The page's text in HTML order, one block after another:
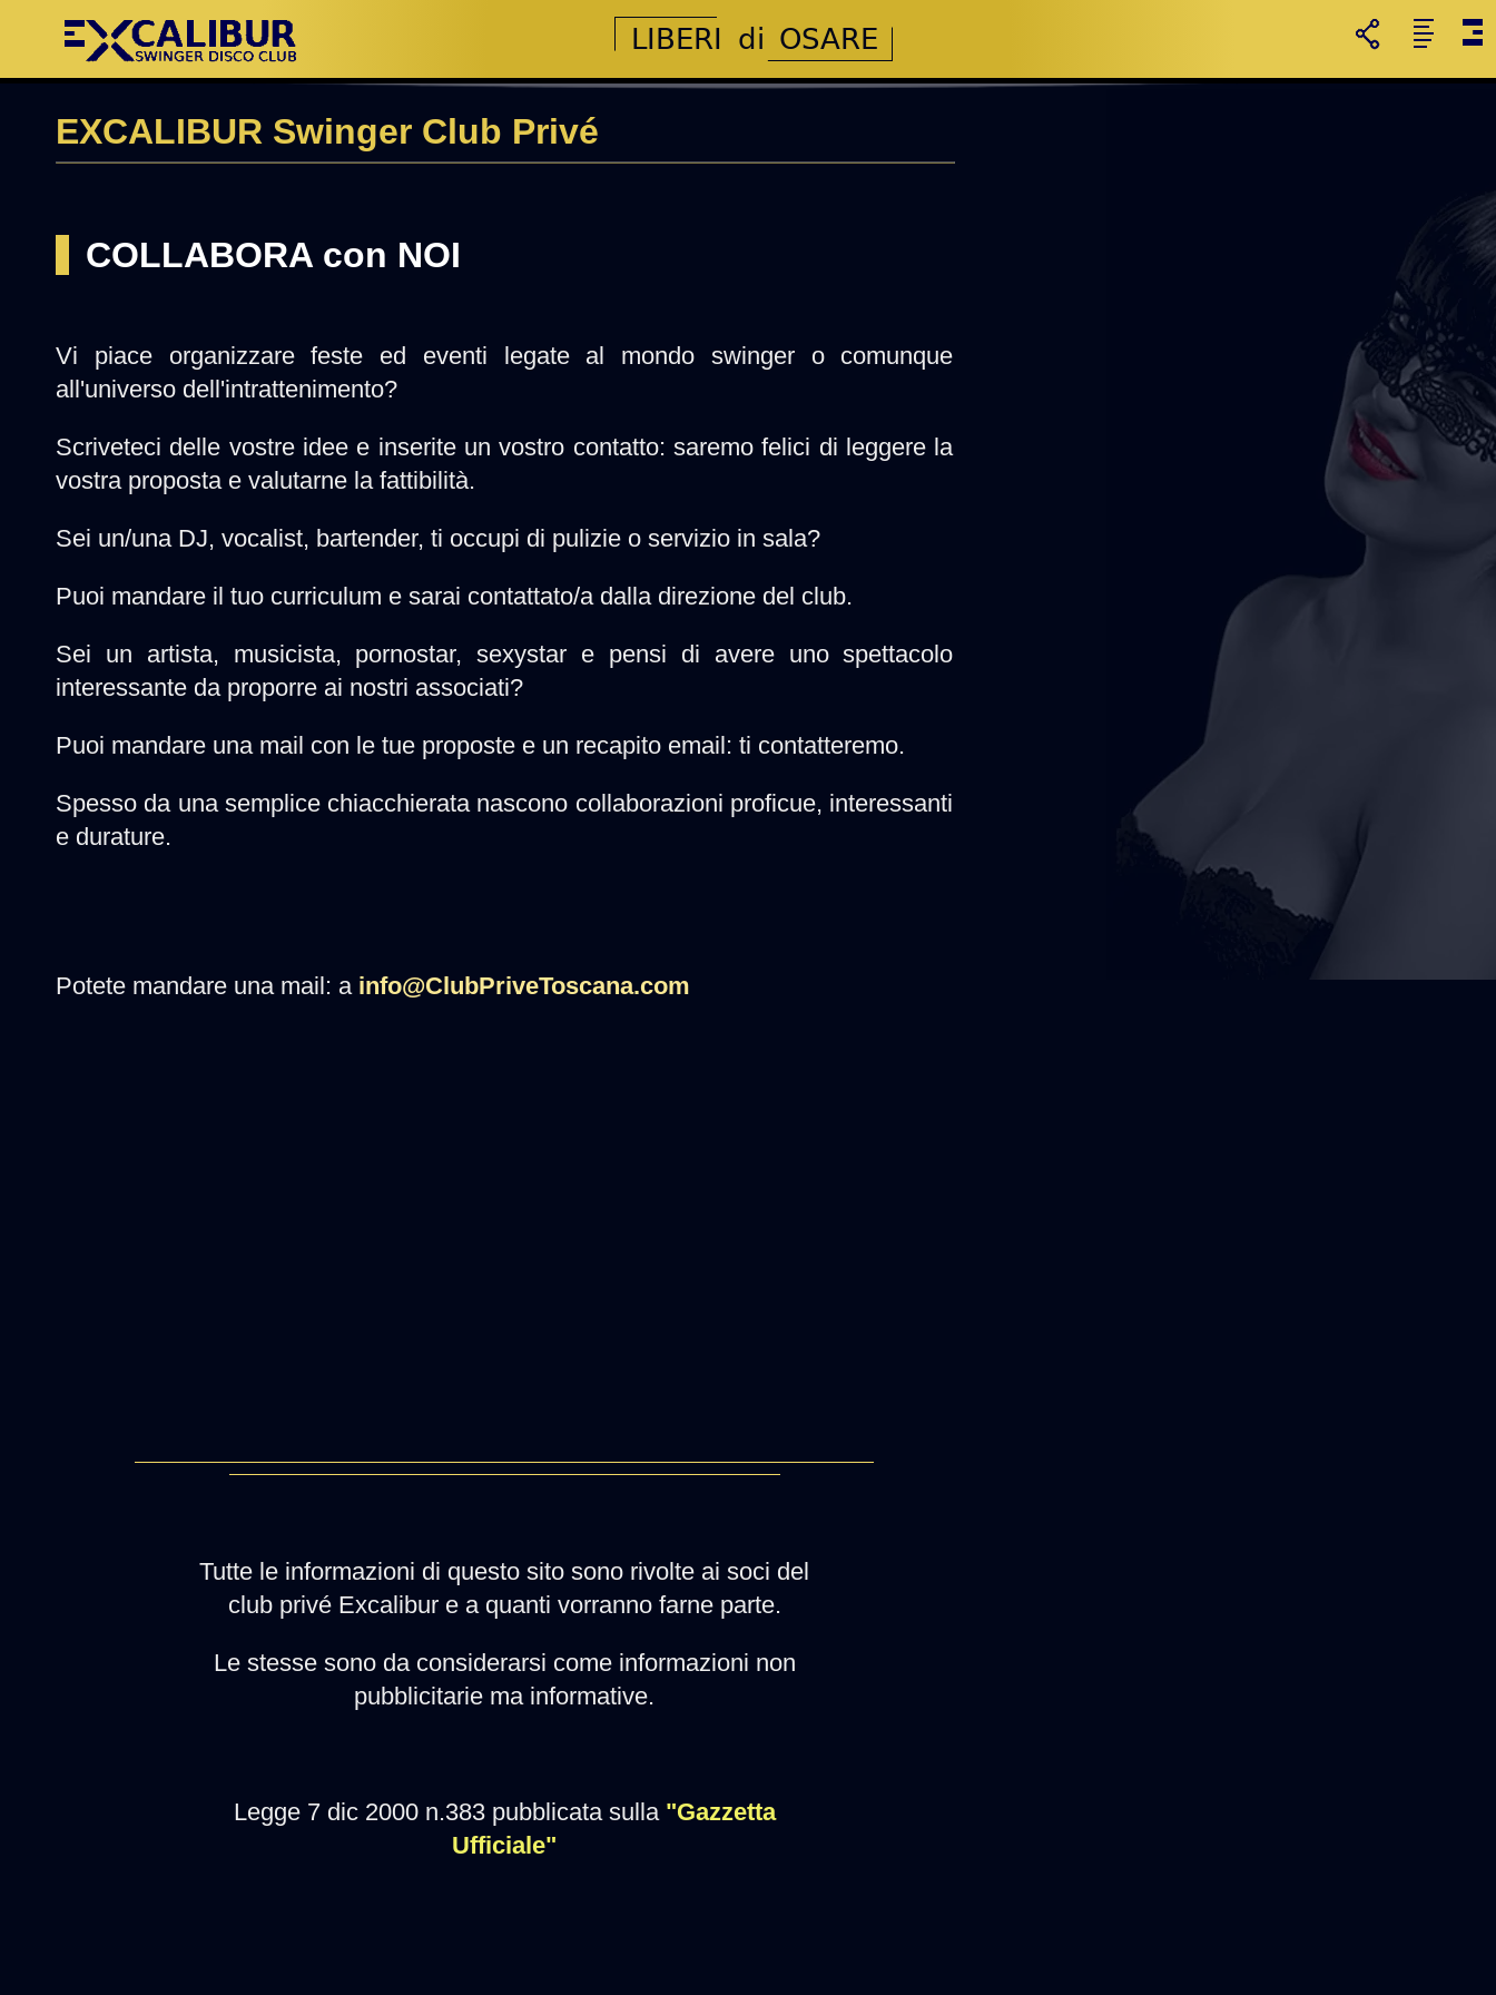
EXCALIBUR Swinger Club Privé
COLLABORA con NOI
Vi piace organizzare feste ed eventi legate al mondo swinger o comunque
all'universo dell'intrattenimento?
Scriveteci delle vostre idee e inserite un vostro contatto: saremo felici di leggere la
vostra proposta e valutarne la fattibilità.
Sei un/una DJ, vocalist, bartender, ti occupi di pulizie o servizio in sala?
Puoi mandare il tuo curriculum e sarai contattato/a dalla direzione del club.
Sei un artista, musicista, pornostar, sexystar e pensi di avere uno spettacolo
interessante da proporre ai nostri associati?
Puoi mandare una mail con le tue proposte e un recapito email: ti contatteremo.
Spesso da una semplice chiacchierata nascono collaborazioni proficue, interessanti
e durature.
Potete mandare una mail: a info@ClubPriveToscana.com
Tutte le informazioni di questo sito sono rivolte ai soci del
club privé Excalibur e a quanti vorranno farne parte.
Le stesse sono da considerarsi come informazioni non
pubblicitarie ma informative.
Legge 7 dic 2000 n.383 pubblicata sulla "Gazzetta
Ufficiale"